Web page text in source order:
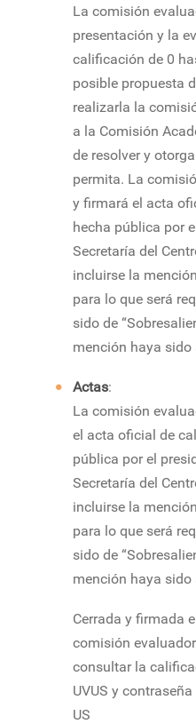
La comisión
presentación y la
calificación de 0
posible propuesta
realizarla la
a la Comisión
de resolver y
permita. La
y firmará el acta
hecha pública por
Secretaría del
incluirse la
para lo que será
sido de
mención haya
Actas:
La comisión
el acta oficial de
pública por el
Secretaría del
incluirse la
para lo que será
sido de
mención haya
Cerrada y firmada
comisión
consultar la
UVUS y
US